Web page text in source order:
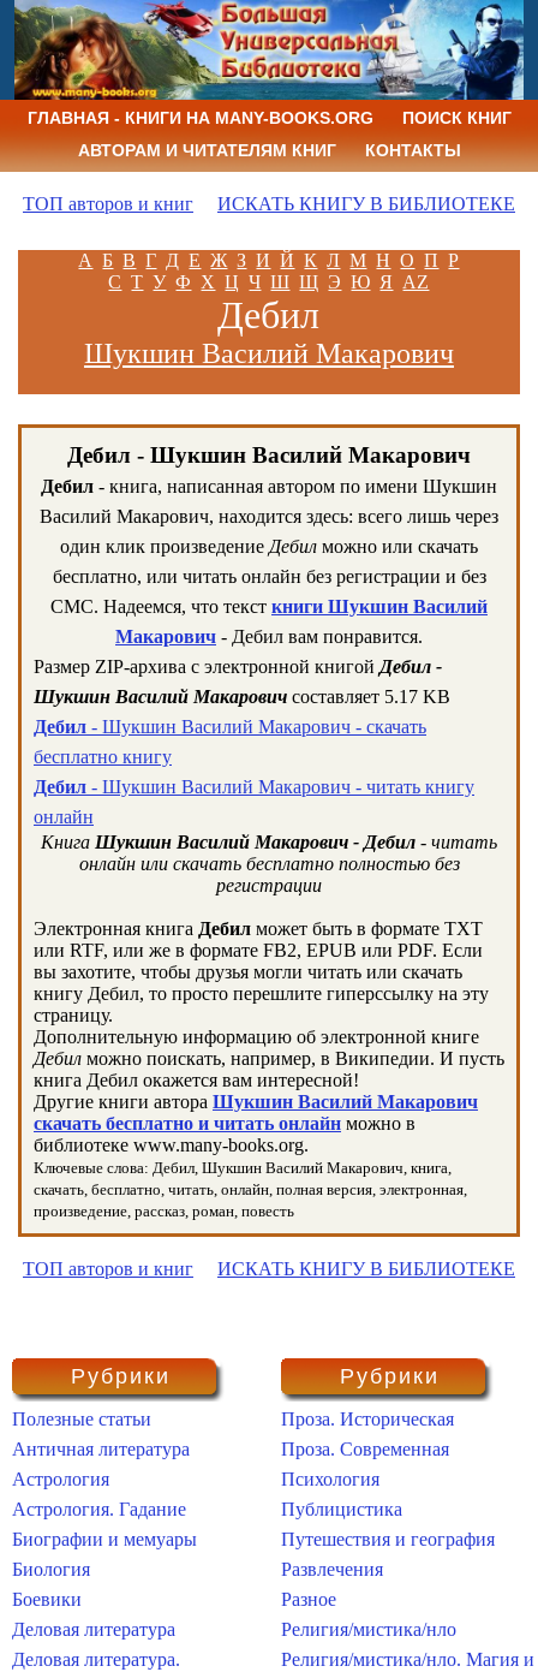
ГЛАВНАЯ - КНИГИ НА MANY-BOOKS.ORG
ПОИСК КНИГ
АВТОРАМ И ЧИТАТЕЛЯМ КНИГ
КОНТАКТЫ
ТОП авторов и книг ИСКАТЬ КНИГУ В БИБЛИОТЕКЕ
А Б В Г Д Е Ж З И Й К Л М Н О П Р
С Т У Ф Х Ц Ч Ш Щ Э Ю Я AZ
Дебил
Шукшин Василий Макарович
Дебил - Шукшин Василий Макарович
Дебил - книга, написанная автором по имени Шукшин
Василий Макарович, находится здесь: всего лишь через
один клик произведение Дебил можно или скачать
бесплатно, или читать онлайн без регистрации и без
СМС. Надеемся, что текст книги Шукшин Василий
Макарович - Дебил вам понравится.
Размер ZIP-архива c электронной книгой Дебил -
Шукшин Василий Макарович составляет 5.17 KB
Дебил - Шукшин Василий Макарович - скачать
бесплатно книгу
Дебил - Шукшин Василий Макарович - читать книгу
онлайн
Книга Шукшин Василий Макарович - Дебил - читать
онлайн или скачать бесплатно полностью без
регистрации
Электронная книга Дебил может быть в формате TXT
или RTF, или же в формате FB2, EPUB или PDF. Если
вы захотите, чтобы друзья могли читать или скачать
книгу Дебил, то просто перешлите гиперссылку на эту
страницу.
Дополнительную информацию об электронной книге
Дебил можно поискать, например, в Википедии. И пусть
книга Дебил окажется вам интересной!
Другие книги автора Шукшин Василий Макарович
скачать бесплатно и читать онлайн можно в
библиотеке www.many-books.org.
Ключевые слова: Дебил, Шукшин Василий Макарович, книга,
скачать, бесплатно, читать, онлайн, полная версия, электронная,
произведение, рассказ, роман, повесть
ТОП авторов и книг ИСКАТЬ КНИГУ В БИБЛИОТЕКЕ
Рубрики
Полезные статьи
Античная литература
Астрология
Астрология. Гадание
Биографии и мемуары
Биология
Боевики
Деловая литература
Деловая литература.
Рубрики
Проза. Историческая
Проза. Современная
Психология
Публицистика
Путешествия и география
Развлечения
Разное
Религия/мистика/нло
Религия/мистика/нло. Магия и